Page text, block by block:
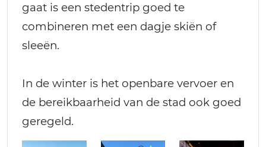
gaat is een stedentrip goed te
combineren met een dagje skiën of
sleeën.
In de winter is het openbare vervoer en
de bereikbaarheid van de stad ook goed
geregeld.